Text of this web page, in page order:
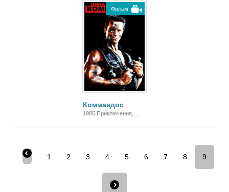
Фильм
Коммандос
1985 Приключения,
1 2 3 4 5 6 7 8 9